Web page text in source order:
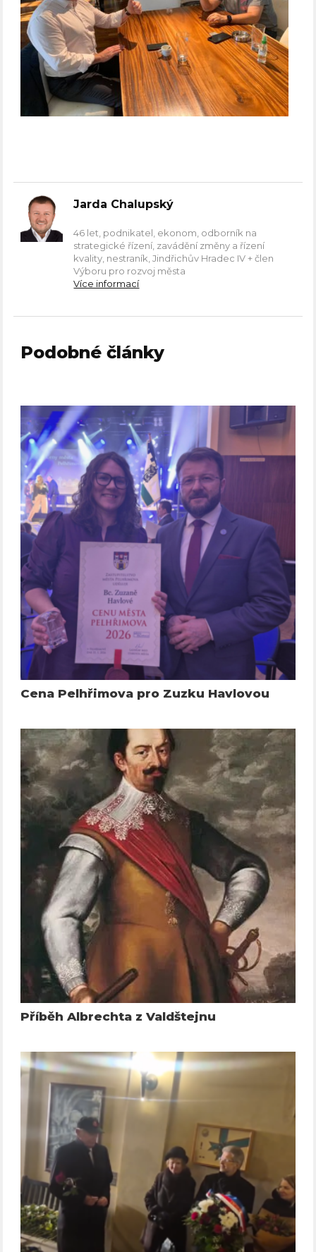
Jarda Chalupský
46 let, podnikatel, ekonom, odborník na
strategické řízení, zavádění změny a řízení
kvality, nestraník, Jindřichův Hradec IV + člen
Výboru pro rozvoj města
Více informací
Podobné články
Cena Pelhřimova pro Zuzku Havlovou
Příběh Albrechta z Valdštejnu